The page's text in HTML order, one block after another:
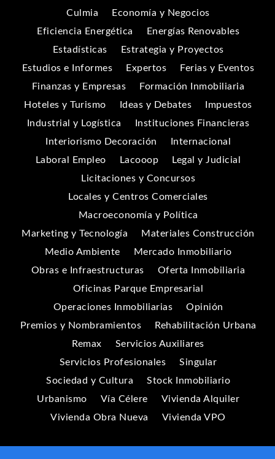
Culmia
Economía y Negocios
Eficiencia Energética
Energías Renovables
Estadísticas
Estrategia y Proyectos
Estudios e Informes
Expertos
Ferias y Eventos
Finanzas y Empresas
Formación Inmobiliaria
Hoteles y Turismo
Ideas y Debates
Impuestos
Industrial y Logística
Instituciones Financieras
Interiorismo Decoración
Internacional
Laboral Empleo
Lacooop
Legal y Judicial
Licitaciones y Concursos
Locales y Centros Comerciales
Macroeconomía y Política
Marketing y Tecnología
Materiales Construcción
Medio Ambiente
Mercado Inmobiliario
Obras e Infraestructuras
Oferta Inmobiliaria
Oficinas Parque Empresarial
Operaciones Inmobiliarias
Opinión
Premios y Nombramientos
Rehabilitación Urbana
Remax
Servicios Auxiliares
Servicios Profesionales
Singular
Sociedad y Cultura
Stock Inmobiliario
Urbanismo
Vía Célere
Vivienda Alquiler
Vivienda Obra Nueva
Vivienda VPO